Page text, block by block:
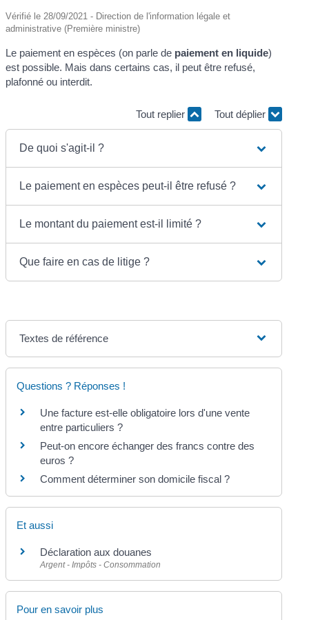
Vérifié le 28/09/2021 - Direction de l'information légale et
administrative (Première ministre)
Le paiement en espèces (on parle de paiement en liquide)
est possible. Mais dans certains cas, il peut être refusé,
plafonné ou interdit.
Tout replier Tout déplier
De quoi s'agit-il ?
Le paiement en espèces peut-il être refusé ?
Le montant du paiement est-il limité ?
Que faire en cas de litige ?
Textes de référence
Questions ? Réponses !
Une facture est-elle obligatoire lors d'une vente
entre particuliers ?
Peut-on encore échanger des francs contre des
euros ?
Comment déterminer son domicile fiscal ?
Et aussi
Déclaration aux douanes
Argent - Impôts - Consommation
Pour en savoir plus